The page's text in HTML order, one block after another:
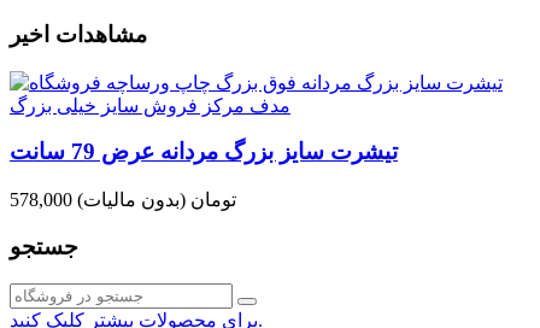
مشاهدات اخیر
تیشرت سایز بزرگ مردانه عرض 79 سانت
578,000 تومان (بدون مالیات)
جستجو
برای محصولات بیشتر کلیک کنید.